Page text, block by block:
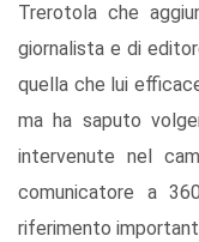
Trerotola che
giornalista e di
quella che lui
ma ha saputo
intervenute nel
comunicatore a
riferimento